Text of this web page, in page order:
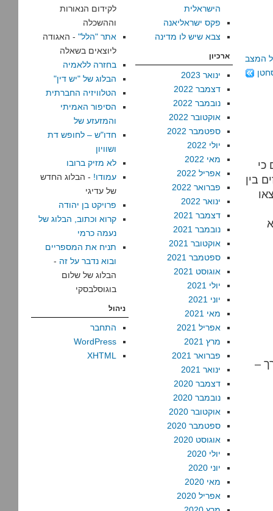
המצב
בין
–
הישראלית
פקס ישראליאנה
צבא שיש לו מדינה
ארכיון
ינואר 2023
דצמבר 2022
נובמבר 2022
אוקטובר 2022
ספטמבר 2022
יולי 2022
מאי 2022
אפריל 2022
פברואר 2022
ינואר 2022
דצמבר 2021
נובמבר 2021
אוקטובר 2021
ספטמבר 2021
אוגוסט 2021
יולי 2021
יוני 2021
מאי 2021
אפריל 2021
מרץ 2021
פברואר 2021
ינואר 2021
דצמבר 2020
נובמבר 2020
אוקטובר 2020
ספטמבר 2020
אוגוסט 2020
יולי 2020
יוני 2020
מאי 2020
אפריל 2020
לקידום הנאורות
וההשכלה
אתר "הלל" - האגודה
ליוצאים בשאלה
בחזרה ללאמיה
הבלוג של "יש דין"
הטלוויזיה החברתית
הסיפור האמיתי
והמזעזע של
חדו"ש – לחופש דת
ושוויון
לא מזיק ברובו
עמודו! - הבלוג החדש
של עדיגי
פרויקט בן יהודה
קרוא וכתוב, הבלוג של
נעמה כרמי
תניח את המספריים
ובוא נדבר על זה -
הבלוג של שלום
בוגוסלבסקי
ניהול
התחבר
WordPress
XHTML